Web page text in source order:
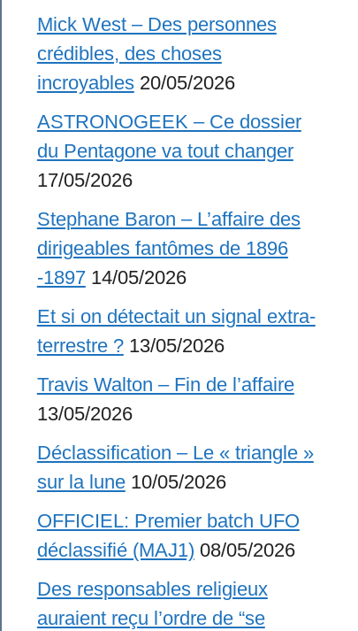
Mick West – Des personnes
crédibles, des choses
incroyables 20/05/2026
ASTRONOGEEK – Ce dossier
du Pentagone va tout changer
17/05/2026
Stephane Baron – L’affaire des
dirigeables fantômes de 1896
-1897 14/05/2026
Et si on détectait un signal extra-
terrestre ? 13/05/2026
Travis Walton – Fin de l’affaire
13/05/2026
Déclassification – Le « triangle »
sur la lune 10/05/2026
OFFICIEL: Premier batch UFO
déclassifié (MAJ1) 08/05/2026
Des responsables religieux
auraient reçu l’ordre de “se